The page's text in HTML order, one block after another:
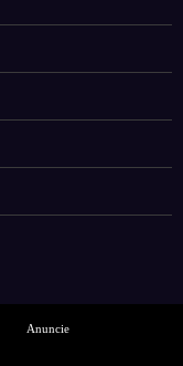
Anuncie